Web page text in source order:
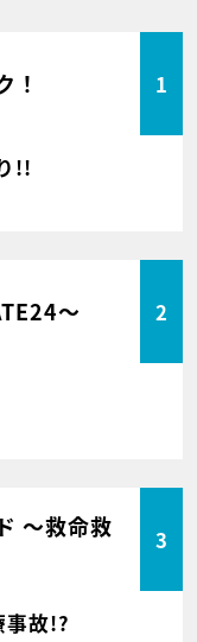
！ 1
!!
～ 2
～救命救
3
故!?